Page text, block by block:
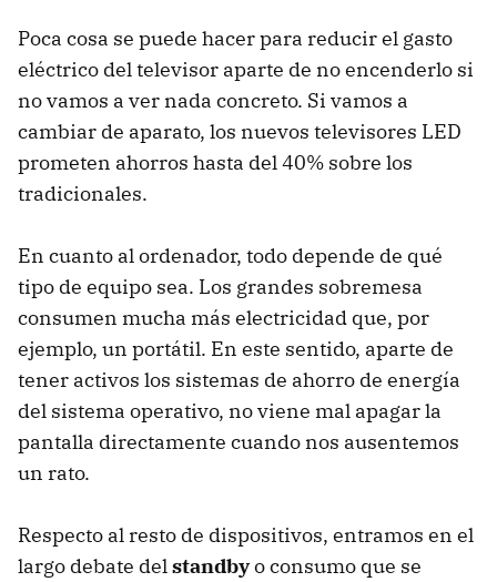
Poca cosa se puede hacer para reducir el gasto
eléctrico del televisor aparte de no encenderlo si
no vamos a ver nada concreto. Si vamos a
cambiar de aparato, los nuevos televisores LED
prometen ahorros hasta del 40% sobre los
tradicionales.
En cuanto al ordenador, todo depende de qué
tipo de equipo sea. Los grandes sobremesa
consumen mucha más electricidad que, por
ejemplo, un portátil. En este sentido, aparte de
tener activos los sistemas de ahorro de energía
del sistema operativo, no viene mal apagar la
pantalla directamente cuando nos ausentemos
un rato.
Respecto al resto de dispositivos, entramos en el
largo debate delstandbyo consumo que se